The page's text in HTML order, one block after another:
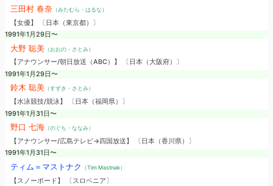
三田村 春奈（みたむら・はるな）
【女優】 〔日本（東京都）〕
1991年1月29日〜
大野 聡美（おおの・さとみ）
【アナウンサー/朝日放送（ABC）】 〔日本（大阪府）〕
1991年1月29日〜
鈴木 聡美（すずき・さとみ）
【水泳競技/競泳】 〔日本（福岡県）〕
1991年1月31日〜
野口 七海（のぐち・ななみ）
【アナウンサー/広島テレビ→四国放送】 〔日本（香川県）〕
1991年1月31日〜
ティム＝マストナク （Tim Mastnak）
【スノーボード】 〔スロベニア〕